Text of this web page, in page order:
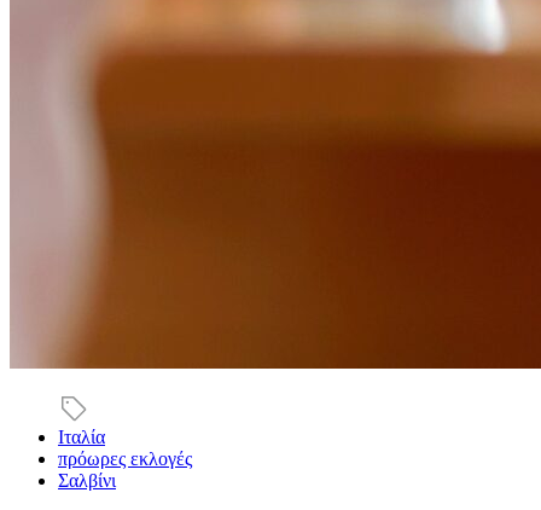
Ιταλία
πρόωρες εκλογές
Σαλβίνι